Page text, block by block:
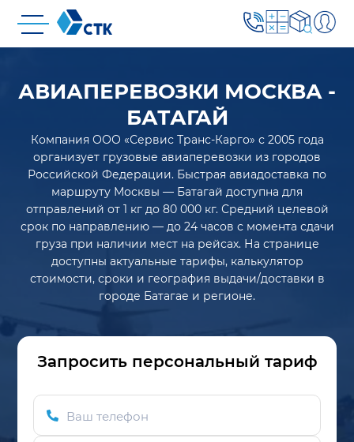
АВИАПЕРЕВОЗКИ МОСКВА -
БАТАГАЙ
Компания ООО «Сервис Транс-Карго» с 2005 года
организует грузовые авиаперевозки из городов
Российской Федерации. Быстрая авиадоставка по
маршруту Москвы — Батагай доступна для
отправлений от 1 кг до 80 000 кг. Средний целевой
срок по направлению — до 24 часов с момента сдачи
груза при наличии мест на рейсах. На странице
доступны актуальные тарифы, калькулятор
стоимости, сроки и география выдачи/доставки в
городе Батагае и регионе.
Запросить персональный тариф
Ваш телефон